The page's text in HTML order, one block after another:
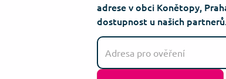
adrese v obci Konětopy,
dostupnost u našich